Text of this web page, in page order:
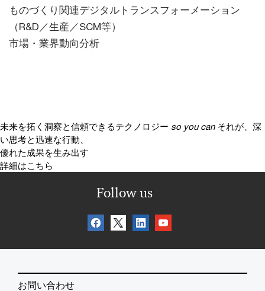
ものづくり関連デジタルトランスフォーメーション
（R&D／生産／SCM等）
市場・業界動向分析
未来を拓く洞察と信頼できるテクノロジー so you can それが、深
い思考と迅速な行動、
優れた成果を生み出す
詳細はこちら
Follow us
お問い合わせ